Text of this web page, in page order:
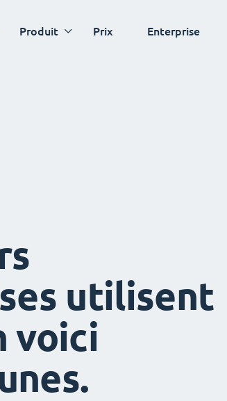
Produit Prix Enterprise
utilisent
voici